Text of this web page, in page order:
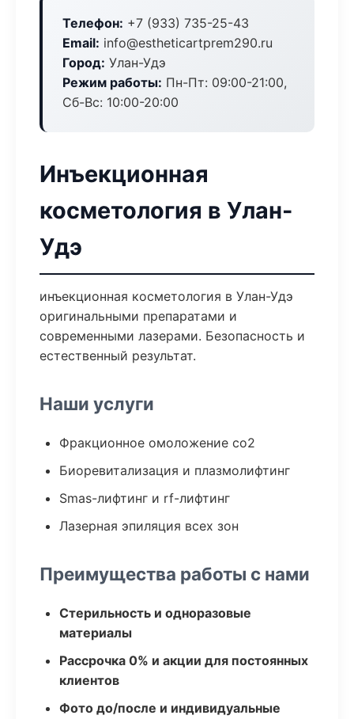
Телефон: +7 (933) 735-25-43
Email: info@estheticartprem290.ru
Город: Улан-Удэ
Режим работы: Пн-Пт: 09:00-21:00,
Сб-Вс: 10:00-20:00
Инъекционная
косметология в Улан-
Удэ
инъекционная косметология в Улан-Удэ
оригинальными препаратами и
современными лазерами. Безопасность и
естественный результат.
Наши услуги
Фракционное омоложение co2
Биоревитализация и плазмолифтинг
Smas-лифтинг и rf-лифтинг
Лазерная эпиляция всех зон
Преимущества работы с нами
Стерильность и одноразовые
материалы
Рассрочка 0% и акции для постоянных
клиентов
Фото до/после и индивидуальные